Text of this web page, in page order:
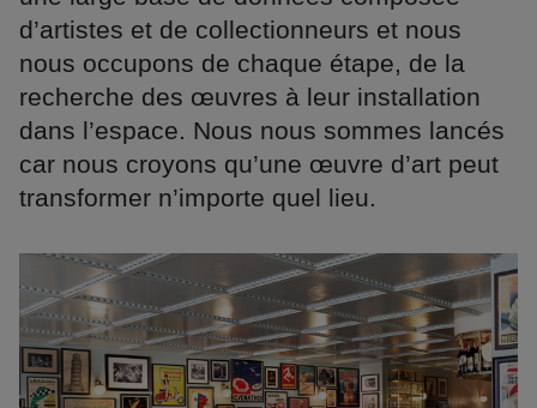
d’artistes et de collectionneurs et nous
nous occupons de chaque étape, de la
recherche des œuvres à leur installation
dans l’espace. Nous nous sommes lancés
car nous croyons qu’une œuvre d’art peut
transformer n’importe quel lieu.